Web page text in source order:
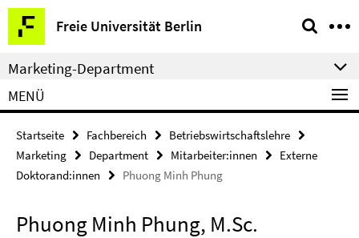
Springe
direkt
zu
Inhalt
Freie Universität Berlin
Service-
Navigation
Marketing-Department
MENÜ
Startseite Fachbereich
Betriebswirtschaftslehre
Marketing
Department Mitarbeiter:innen
Externe
Doktorand:innen
Phuong Minh Phung
Phuong Minh Phung, M.Sc.